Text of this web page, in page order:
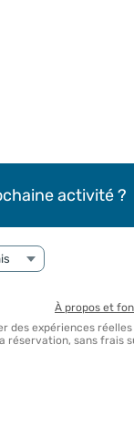
activité ?
À propos et
des expériences
sans frais